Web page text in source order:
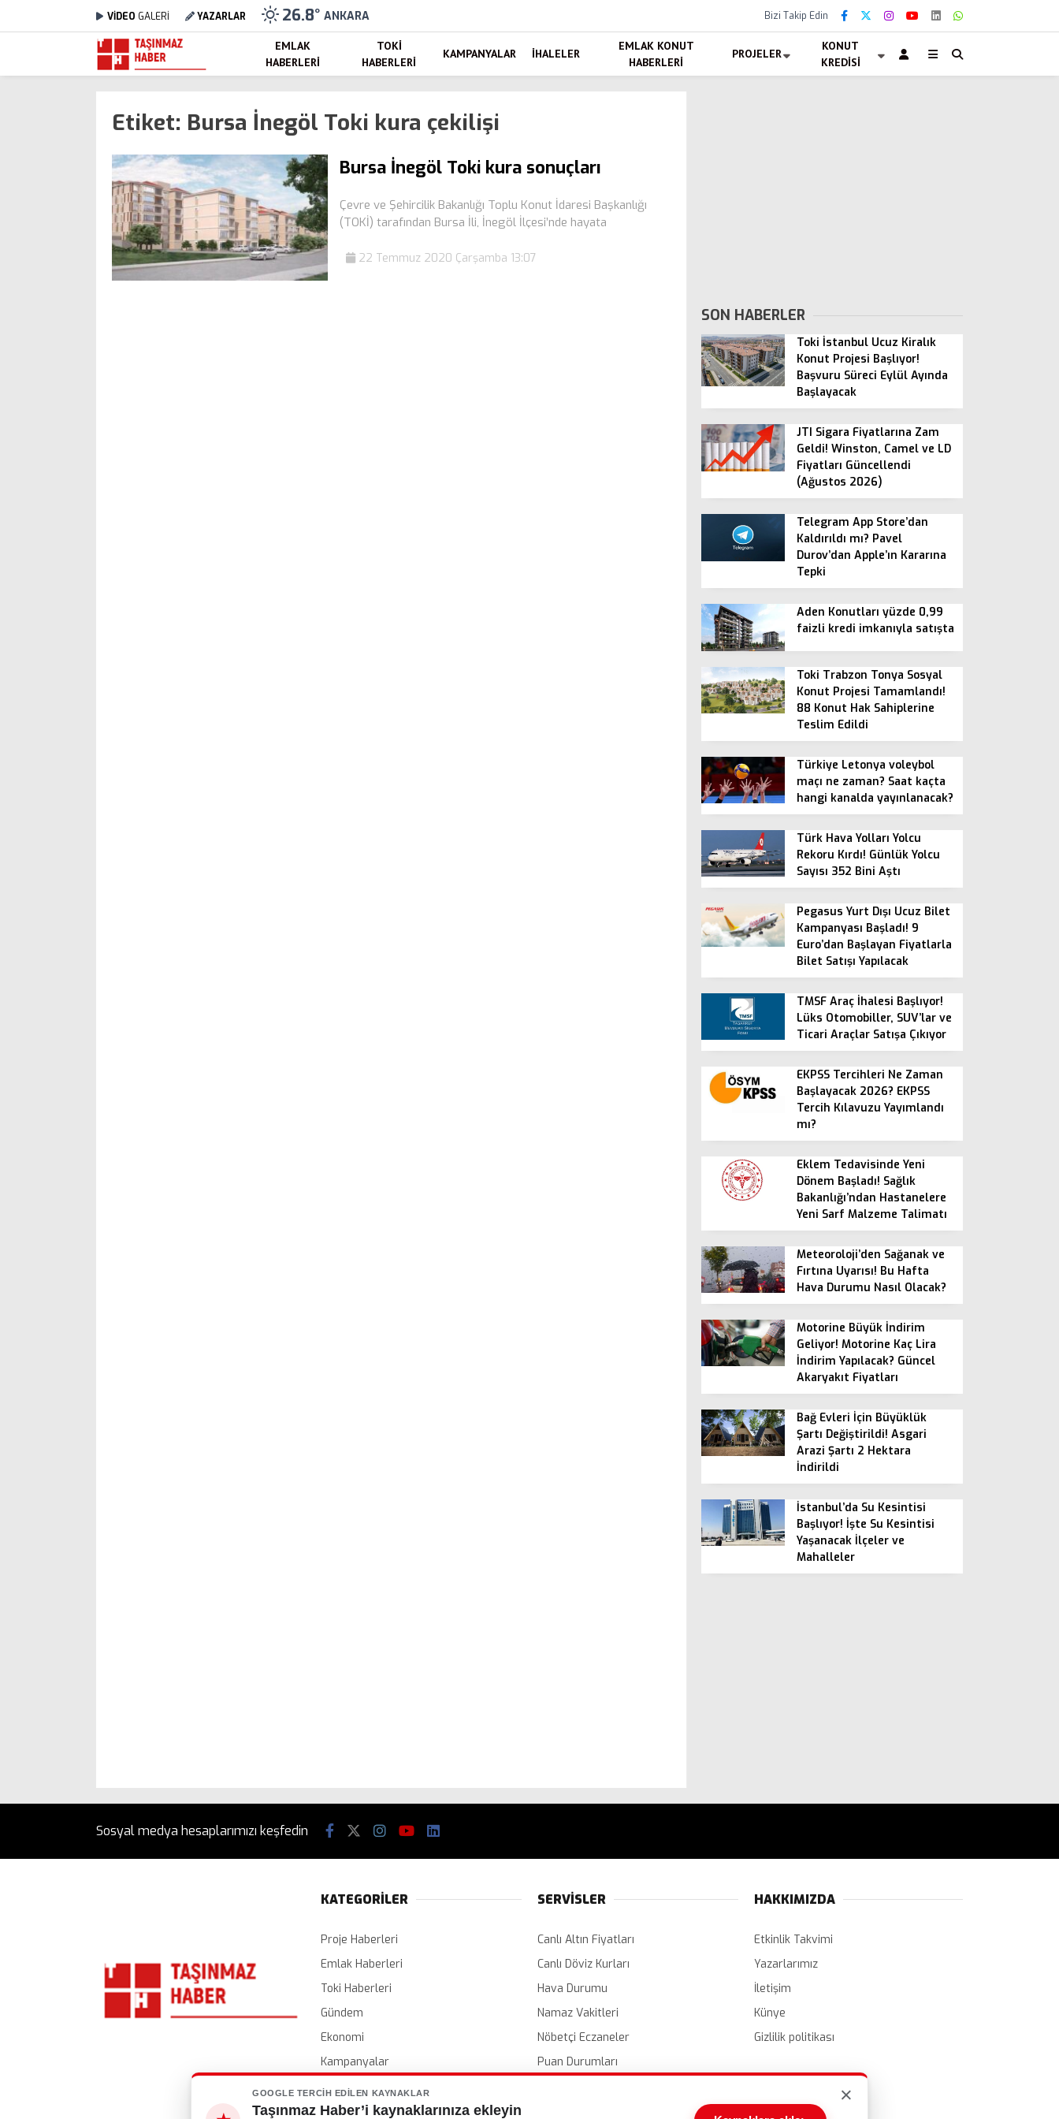
VİDEO GALERİ YAZARLAR 26.8° ANKARA Bizi Takip Edin
EMLAK
HABERLERI
TOKI
HABERLERI
KAMPANYALAR İHALELER
EMLAK KONUT
HABERLERI
PROJELER
KONUT
KREDISI
Etiket: Bursa İnegöl Toki kura çekilişi
Bursa İnegöl Toki kura sonuçları
Çevre ve Şehircilik Bakanlığı Toplu Konut İdaresi Başkanlığı
(TOKİ) tarafından Bursa İli, İnegöl İlçesi’nde hayata
22 Temmuz 2020 Çarşamba 13:07
SON HABERLER
Toki İstanbul Ucuz Kiralık
Konut Projesi Başlıyor!
Başvuru Süreci Eylül Ayında
Başlayacak
JTI Sigara Fiyatlarına Zam
Geldi! Winston, Camel ve LD
Fiyatları Güncellendi
(Ağustos 2026)
Telegram App Store’dan
Kaldırıldı mı? Pavel
Durov’dan Apple’ın Kararına
Tepki
Aden Konutları yüzde 0,99
faizli kredi imkanıyla satışta
Toki Trabzon Tonya Sosyal
Konut Projesi Tamamlandı!
88 Konut Hak Sahiplerine
Teslim Edildi
Türkiye Letonya voleybol
maçı ne zaman? Saat kaçta
hangi kanalda yayınlanacak?
Türk Hava Yolları Yolcu
Rekoru Kırdı! Günlük Yolcu
Sayısı 352 Bini Aştı
Pegasus Yurt Dışı Ucuz Bilet
Kampanyası Başladı! 9
Euro’dan Başlayan Fiyatlarla
Bilet Satışı Yapılacak
TMSF Araç İhalesi Başlıyor!
Lüks Otomobiller, SUV’lar ve
Ticari Araçlar Satışa Çıkıyor
EKPSS Tercihleri Ne Zaman
Başlayacak 2026? EKPSS
Tercih Kılavuzu Yayımlandı
mı?
Eklem Tedavisinde Yeni
Dönem Başladı! Sağlık
Bakanlığı’ndan Hastanelere
Yeni Sarf Malzeme Talimatı
Meteoroloji’den Sağanak ve
Fırtına Uyarısı! Bu Hafta
Hava Durumu Nasıl Olacak?
Motorine Büyük İndirim
Geliyor! Motorine Kaç Lira
İndirim Yapılacak? Güncel
Akaryakıt Fiyatları
Bağ Evleri İçin Büyüklük
Şartı Değiştirildi! Asgari
Arazi Şartı 2 Hektara
İndirildi
İstanbul’da Su Kesintisi
Başlıyor! İşte Su Kesintisi
Yaşanacak İlçeler ve
Mahalleler
Sosyal medya hesaplarımızı keşfedin
KATEGORİLER
Proje Haberleri
Emlak Haberleri
Toki Haberleri
Gündem
Ekonomi
Kampanyalar
İhaleler
SERVİSLER
Canlı Altın Fiyatları
Canlı Döviz Kurları
Hava Durumu
Namaz Vakitleri
Nöbetçi Eczaneler
Puan Durumları
HAKKIMIZDA
Etkinlik Takvimi
Yazarlarımız
İletişim
Künye
Gizlilik politikası
GOOGLE TERCIH EDILEN KAYNAKLAR
Taşınmaz Haber’i kaynaklarınıza ekleyin
×